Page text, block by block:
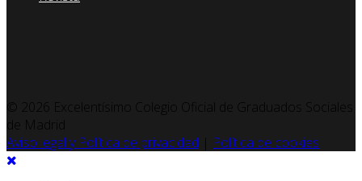
© 2026 Excelentísimo Colegio Oficial de Graduados Sociales
de Madrid
Aviso legal y Política de privacidad
Política de cookies